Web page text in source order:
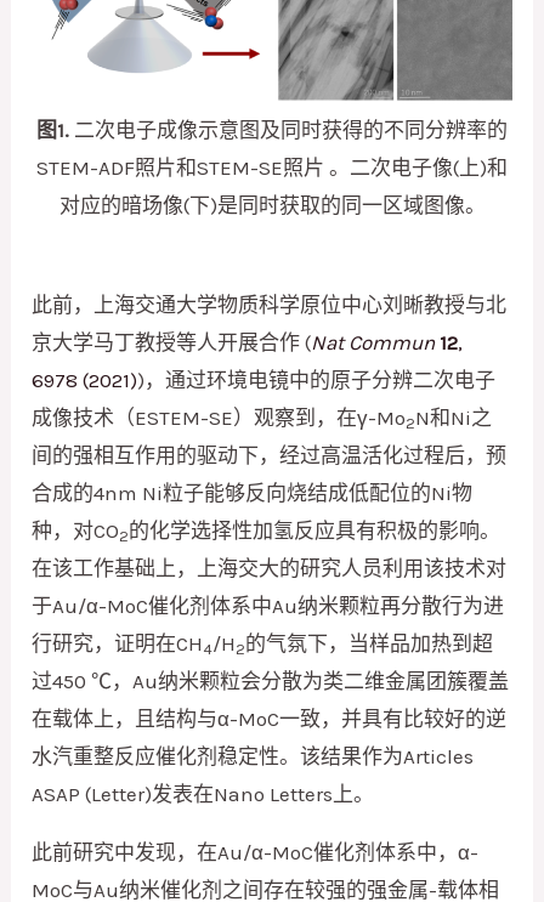
图1. 二次电子成像示意图及同时获得的不同分辨率的
STEM-ADF照片和STEM-SE照片 。二次电子像(上)和
对应的暗场像(下)是同时获取的同一区域图像。
此前，上海交通大学物质科学原位中心刘晰教授与北
京大学马丁教授等人开展合作 (Nat Commun 12,
6978 (2021))，通过环境电镜中的原子分辨二次电子
成像技术（ESTEM-SE）观察到，在γ-Mo2N和Ni之
间的强相互作用的驱动下，经过高温活化过程后，预
合成的4nm Ni粒子能够反向烧结成低配位的Ni物
种，对CO2的化学选择性加氢反应具有积极的影响。
在该工作基础上，上海交大的研究人员利用该技术对
于Au/α-MoC催化剂体系中Au纳米颗粒再分散行为进
行研究，证明在CH 4/H 2的气氛下，当样品加热到超
过450 ℃，Au纳米颗粒会分散为类二维金属团簇覆盖
在载体上，且结构与α-MoC一致，并具有比较好的逆
水汽重整反应催化剂稳定性。该结果作为Articles
ASAP (Letter)发表在Nano Letters上。
此前研究中发现，在Au/α-MoC催化剂体系中，α-
MoC与Au纳米催化剂之间存在较强的强金属-载体相